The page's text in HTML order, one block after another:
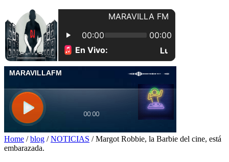
Home / blog / NOTICIAS / Margot Robbie, la Barbie del cine, está
embarazada.